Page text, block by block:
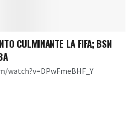
CULMINANTE LA FIFA; BSN
watch?v=DPwFmeBHF_Y